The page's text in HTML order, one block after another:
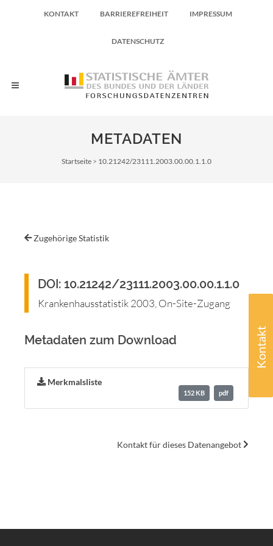
Kontakt
KONTAKT BARRIEREFREIHEIT IMPRESSUM
DATENSCHUTZ
METADATEN
Pfadnavigation
Startseite 10.21242/23111.2003.00.00.1.1.0
Zugehörige Statistik
DOI: 10.21242/23111.2003.00.00.1.1.0
Krankenhausstatistik 2003, On-Site-Zugang
Metadaten zum Download
Merkmalsliste
152 KB pdf
Kontakt für dieses Datenangebot